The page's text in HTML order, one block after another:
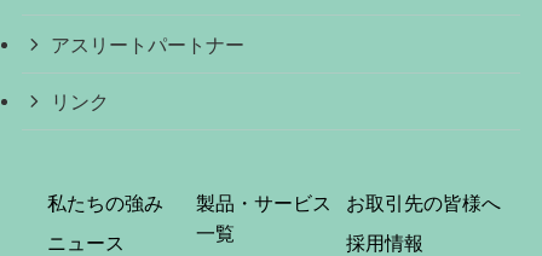
アスリートパートナー
リンク
私たちの強み
ニュース
製品・サービス
一覧
お取引先の皆様へ
採用情報